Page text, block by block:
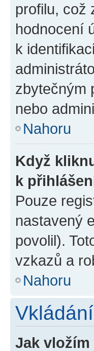
profilu, což
hodnocení
k
zbytečným
nebo
Nahoru
Když
k
Pouze
nastavený
povolil).
vzkazů a
Nahoru
Jak vložím